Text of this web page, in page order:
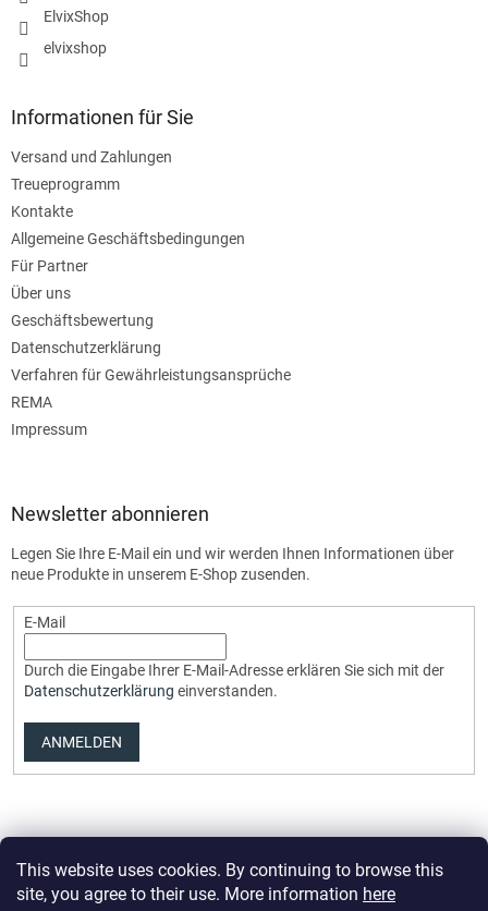
This website uses cookies. By continuing to browse this
site, you agree to their use. More information here
ElvixShop
elvixshop
Informationen für Sie
Versand und Zahlungen
Treueprogramm
Kontakte
Allgemeine Geschäftsbedingungen
Für Partner
Über uns
Geschäftsbewertung
Datenschutzerklärung
Verfahren für Gewährleistungsansprüche
REMA
Impressum
Newsletter abonnieren
Legen Sie Ihre E-Mail ein und wir werden Ihnen Informationen über
neue Produkte in unserem E-Shop zusenden.
E-Mail
Durch die Eingabe Ihrer E-Mail-Adresse erklären Sie sich mit der
Datenschutzerklärung einverstanden.
ANMELDEN